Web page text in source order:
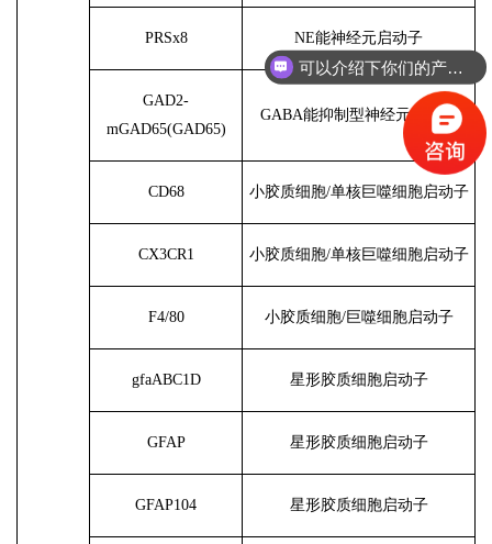
PRSx8 NE能神经元启动子
GAD2-
mGAD65(GAD65)
GABA能抑制型神经元启动子
CD68 小胶质细胞/单核巨噬细胞启动子
CX3CR1 小胶质细胞/单核巨噬细胞启动子
F4/80 小胶质细胞/巨噬细胞启动子
gfaABC1D 星形胶质细胞启动子
GFAP 星形胶质细胞启动子
GFAP104 星形胶质细胞启动子
可以介绍下你们的产品么？